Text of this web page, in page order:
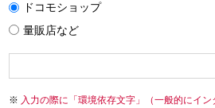
ドコモショップ
量販店など
入力の際に「環境依存文字」（一般的にイ